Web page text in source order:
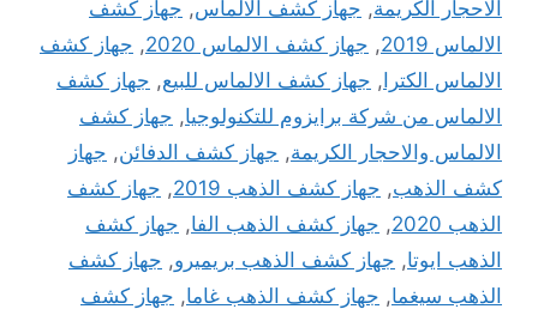
الاحجار الكريمة, جهاز كشف الالماس, جهاز كشف
الالماس 2019
, جهاز كشف الالماس 2020 , جهاز كشف
الالماس الكترا, جهاز كشف الالماس للبيع, جهاز كشف
الالماس من شركة برايزوم للتكنولوجيا, جهاز كشف
الالماس والاحجار الكريمة, جهاز كشف الدفائن, جهاز
كشف الذهب, جهاز كشف الذهب 2019 , جهاز كشف
الذهب 2020
, جهاز كشف الذهب الفا, جهاز كشف
الذهب ايوتا, جهاز كشف الذهب بريميرو, جهاز كشف
الذهب سيغما, جهاز كشف الذهب غاما, جهاز كشف